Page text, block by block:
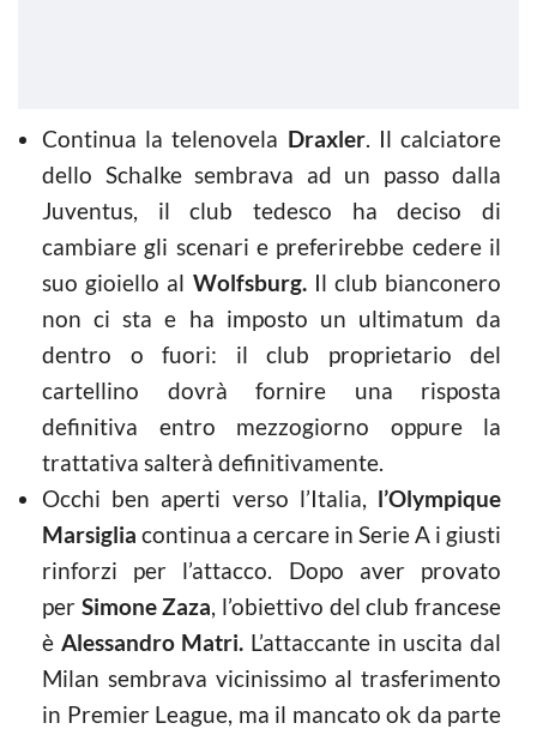
Continua la telenovela Draxler. Il calciatore
dello Schalke sembrava ad un passo dalla
Juventus, il club tedesco ha deciso di
cambiare gli scenari e preferirebbe cedere il
suo gioiello al Wolfsburg. Il club bianconero
non ci sta e ha imposto un ultimatum da
dentro o fuori: il club proprietario del
cartellino dovrà fornire una risposta
definitiva entro mezzogiorno oppure la
trattativa salterà definitivamente.
Occhi ben aperti verso l’Italia, l’Olympique
Marsiglia continua a cercare in Serie A i giusti
rinforzi per l’attacco. Dopo aver provato
per Simone Zaza, l’obiettivo del club francese
è Alessandro Matri. L’attaccante in uscita dal
Milan sembrava vicinissimo al trasferimento
in Premier League, ma il mancato ok da parte